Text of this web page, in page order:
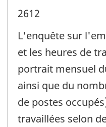
2612
L'enquête sur
et les heures de
portrait mensuel
ainsi que du
de postes
travaillées selon